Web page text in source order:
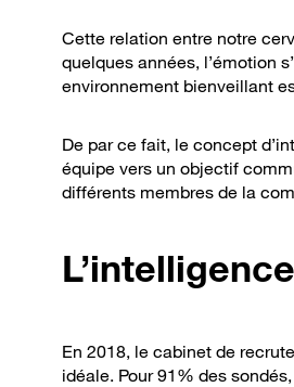
Cette relation entre notre
quelques années, l’émotion
environnement bienveillant
De par ce fait, le concept
équipe vers un objectif
différents membres de la
En 2018, le cabinet de
idéale. Pour 91% des